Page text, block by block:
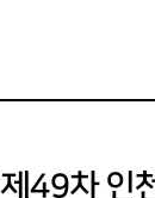
제49차 인